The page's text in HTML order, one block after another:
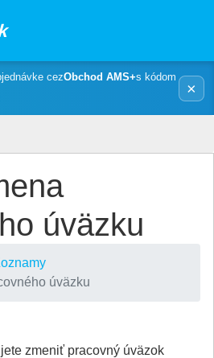
cezObchod AMS+s kódom
×
úväzku
úväzku
zmeniť pracovný úväzok